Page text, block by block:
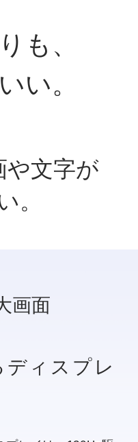
も、
い。
や文字が
。
画面
ディスプレ